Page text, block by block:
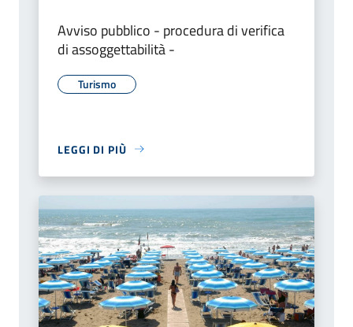
Avviso pubblico - procedura di verifica
di assoggettabilità -
Turismo
LEGGI DI PIÙ